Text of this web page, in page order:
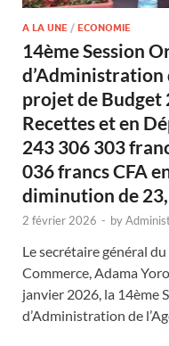
A LA UNE / ECONOMIE
14ème Session
d’Administration
projet de Budget
Recettes et en
243 306 303
036 francs CFA
diminution de
2 février 2026 - by
Le secrétaire général
Commerce, Adama
janvier 2026, la 14ème
d’Administration de